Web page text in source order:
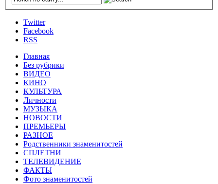
Twitter
Facebook
RSS
Главная
Без рубрики
ВИДЕО
КИНО
КУЛЬТУРА
Личности
МУЗЫКА
НОВОСТИ
ПРЕМЬЕРЫ
РАЗНОЕ
Родственники знаменитостей
СПЛЕТНИ
ТЕЛЕВИДЕНИЕ
ФАКТЫ
Фото знаменитостей